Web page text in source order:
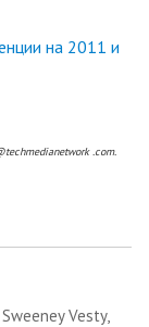
на 2011 и
.com.
Vesty,